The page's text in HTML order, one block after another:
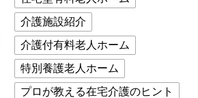
介護施設紹介
介護付有料老人ホーム
特別養護老人ホーム
プロが教える在宅介護のヒント